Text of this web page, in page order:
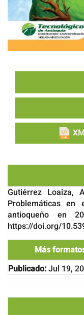
Gutiérrez Loaiza,
Problemáticas en
antioqueño en
https://doi.org/
Más
Publicado:Jul 19,